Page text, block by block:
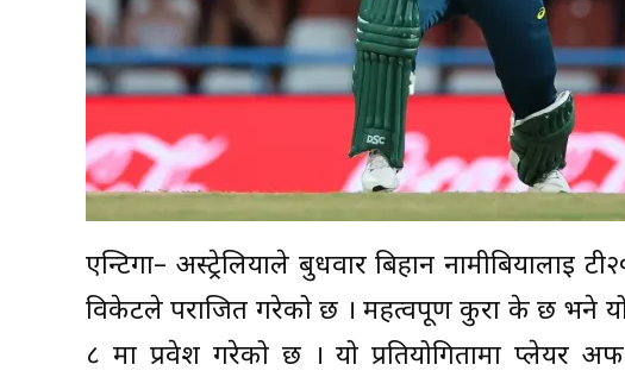
एन्टिगा– अस्ट्रेलियाले बुधवार बिहान नामीबियालाई
विकेटले पराजित गरेको छ । महत्वपूर्ण कुरा के छ भने यो
८ मा प्रवेश गरेको छ । यो प्रतियोगितामा प्लेयर